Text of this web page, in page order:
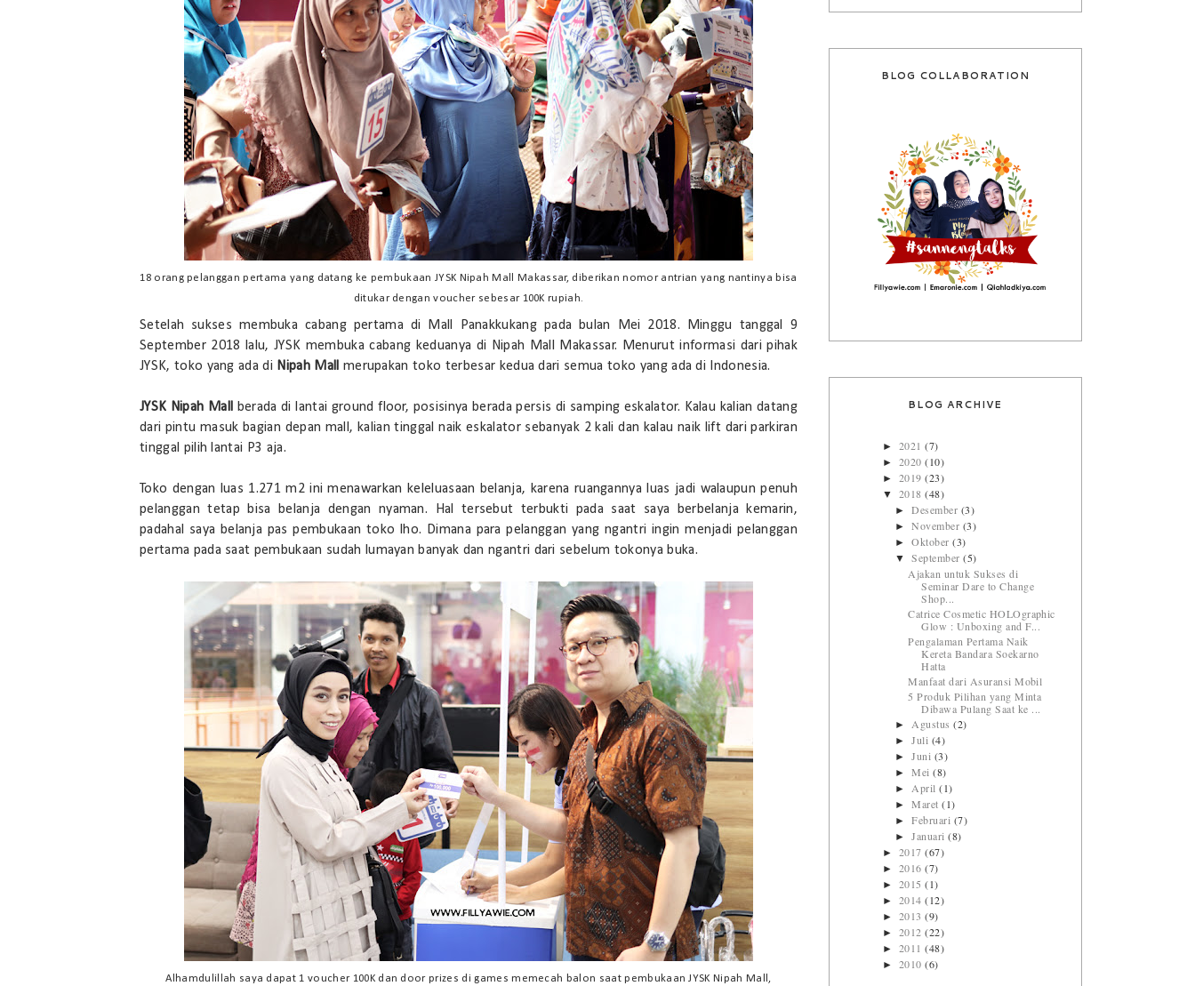
18 orang pelanggan pertama yang datang ke pembukaan JYSK Nipah Mall Makassar, diberikan nomor antrian yang nantinya bisa
ditukar dengan voucher sebesar 100K rupiah.
Setelah sukses membuka cabang pertama di Mall Panakkukang pada bulan Mei 2018. Minggu tanggal 9
September 2018 lalu, JYSK membuka cabang keduanya di Nipah Mall Makassar. Menurut informasi dari pihak
JYSK, toko yang ada di Nipah Mall merupakan toko terbesar kedua dari semua toko yang ada di Indonesia.
JYSK Nipah Mall berada di lantai ground floor, posisinya berada persis di samping eskalator. Kalau kalian datang
dari pintu masuk bagian depan mall, kalian tinggal naik eskalator sebanyak 2 kali dan kalau naik lift dari parkiran
tinggal pilih lantai P3 aja.
Toko dengan luas 1.271 m2 ini menawarkan keleluasaan belanja, karena ruangannya luas jadi walaupun penuh
pelanggan tetap bisa belanja dengan nyaman. Hal tersebut terbukti pada saat saya berbelanja kemarin,
padahal saya belanja pas pembukaan toko lho. Dimana para pelanggan yang ngantri ingin menjadi pelanggan
pertama pada saat pembukaan sudah lumayan banyak dan ngantri dari sebelum tokonya buka.
Alhamdulillah saya dapat 1 voucher 100K dan door prizes di games memecah balon saat pembukaan JYSK Nipah Mall,
BLOG COLLABORATION
BLOG ARCHIVE
► 2021(7)
► 2020(10)
► 2019(23)
▼ 2018(48)
►Desember (3)
►November (3)
►Oktober(3)
▼September(5)
Ajakan untuk Sukses di
Seminar Dare to Change
Shop...
Catrice Cosmetic HOLOgraphic
Glow : Unboxing and F...
Pengalaman Pertama Naik
Kereta Bandara Soekarno
Hatta
Manfaat dari Asuransi Mobil
5 Produk Pilihan yang Minta
Dibawa Pulang Saat ke ...
►Agustus(2)
►Juli (4)
►Juni (3)
►Mei(8)
►April(1)
►Maret(1)
►Februari (7)
►Januari(8)
► 2017(67)
► 2016(7)
► 2015(1)
► 2014(12)
► 2013(9)
► 2012(22)
► 2011(48)
► 2010(6)